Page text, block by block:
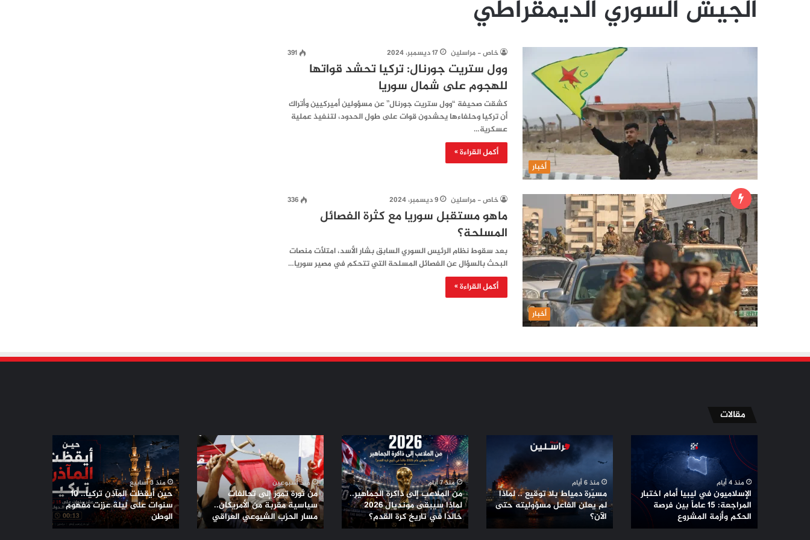
الجيش السوري الديمقراطي
أخبار
خاص - مراسلين 17 ديسمبر، 2024 391
وول ستريت جورنال: تركيا تحشد قواتها
للهجوم على شمال سوريا
كشقت صحيفة “وول ستريت جورنال” عن مسؤولين أميركيين وأتراك
أن تركيا وحلفاءها يحشدون قوات على طول الحدود، لتنفيذ عملية
عسكرية…
أكمل القراءة »
أخبار
خاص - مراسلين 9 ديسمبر، 2024 336
ماهو مستقبل سوريا مع كثرة الفصائل
المسلحة؟
بعد سقوط نظام الرئيس السوري السابق بشار الأسد، امتلأت منصات
البحث بالسؤال عن الفصائل المسلحة التي تتحكم في مصير سوريا…
أكمل القراءة »
مقالات
الإسلاميون
ليبيا
أمام
اختبار
المراجعة:
عاماً
منذ 4 أيام
الإسلاميون في ليبيا أمام اختبار
المراجعة: 15 عاماً بين فرصة
الحكم وأزمة المشروع
مسيّرة
دمياط
بلا
توقيع
لماذا
لم
يعلن
منذ 6 أيام
مسيّرة دمياط بلا توقيع .. لماذا
لم يعلن الفاعل مسؤوليته حتى
الآن؟
من
الملاعب
إلى
ذاكرة
الجماهير..
لماذا
سيبقى
مونديال
منذ 7 أيام
من الملاعب إلى ذاكرة الجماهير..
لماذا سيبقى مونديال 2026
خالدًا في تاريخ كرة القدم؟
من
ثورة
تموز
إلى
تحالفات
سياسية
مقربة
من
منذ أسبوعين
من ثورة تموز إلى تحالفات
سياسية مقربة من الأمريكان..
مسار الحزب الشيوعي العراقي
حين
أيقظت
المآذن
تركيا..
10
سنوات
على
ليلة
منذ 3 أسابيع
حين أيقظت المآذن تركيا.. 10
سنوات على ليلة عززت مفهوم
الوطن